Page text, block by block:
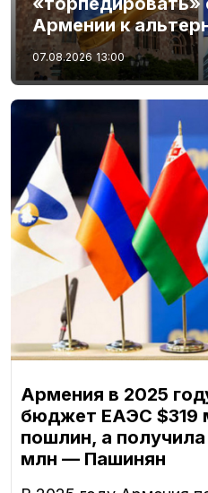
Армении к
07.08.2026 13:00
Армения в 2025
бюджет ЕАЭС $319
пошлин, а получила
млн — Пашинян